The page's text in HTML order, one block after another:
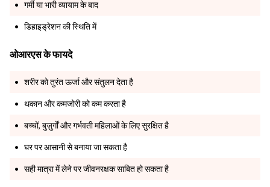
गर्मी या भारी व्यायाम के बाद
डिहाइड्रेशन की स्थिति में
ओआरएस के फायदे
शरीर को तुरंत ऊर्जा और संतुलन देता है
थकान और कमजोरी को कम करता है
बच्चों, बुज़ुर्गों और गर्भवती महिलाओं के लिए सुरक्षित है
घर पर आसानी से बनाया जा सकता है
सही मात्रा में लेने पर जीवनरक्षक साबित हो सकता है